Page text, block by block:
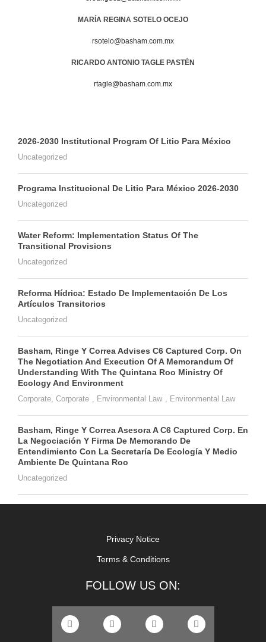
MARÍA REGINA SOTELO OCEJO
rsotelo@basham.com.mx
RICARDO ANTONIO TAGLE PASTÉN
rtagle@basham.com.mx
2026-2030 Institutional Program Of Litio Para México
Uncategorized
Programa Institucional De Litio Para México 2026-2030
Uncategorized
Water Reform: Implementation Status Of The
Transitional Provisions
Uncategorized
Reforma Hídrica: Estado De Implementación De Los
Artículos Transitorios
Uncategorized
Basham, Ringe Y Correa Advises C6 Captured Corp. On
The Negotiation And Execution Of A Memorandum Of
Understanding With The Quintana Roo Ministry Of
Ecology And Environment
Corporate, Corporate , Environmental Law , Environmental Law
Basham, Ringe Y Correa Asesora A C6 Captured Corp. En
La Negociación Y Firma De Memorando De
Entendimiento Con La Secretaría De Ecología Y Medio
Ambiente De Quintana Roo
Uncategorized
Privacy Notice
Terms & Conditions
FOLLOW US ON: